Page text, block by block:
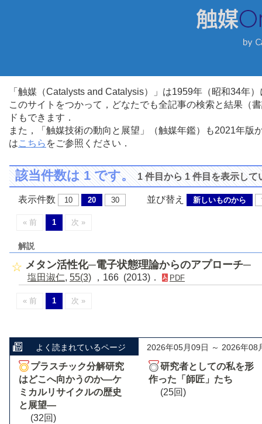
「触媒（Catalysts and Catalysis）」は1959年（昭和34年
このサイトをつかって，どなたでも全記事の検索と結果（
ドもできます．
また，「触媒技術の動向と展望」（触媒年鑑）も2021年
はこちら をご参照ください．
該当件数は 1 です。1 件目から 1 件目を表示して
表示件数 10 20 30 並び替え 新しいものから
« 前 1 次 »
解説
メタン活性化─電子状態理論からのアプローチ─
塩田淑仁, 55(3) ，166 (2013)． PDF
« 前 1 次 »
よく読まれているページ 2026年05月09日 ～ 2026年08
プラスチック分解研究
はどこへ向かうのか―ケ
ミカルリサイクルの歴史
と展望―
(32回)
研究者としての私を形
作った「師匠」たち
(25回)